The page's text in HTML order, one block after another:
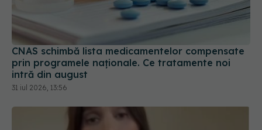
CNAS schimbă lista medicamentelor compensate
prin programele naționale. Ce tratamente noi
intră din august
31 iul 2026, 13:56